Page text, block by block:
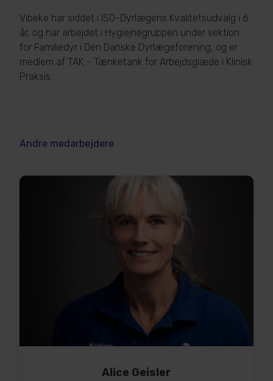
Vibeke har siddet i ISO-Dyrlægens Kvalitetsudvalg i 6
år, og har arbejdet i Hygiejnegruppen under sektion
for Familiedyr i Den Danske Dyrlægeforening, og er
medlem af TAK - Tænketank for Arbejdsglæde i Klinisk
Praksis.
Andre medarbejdere
Alice Geisler